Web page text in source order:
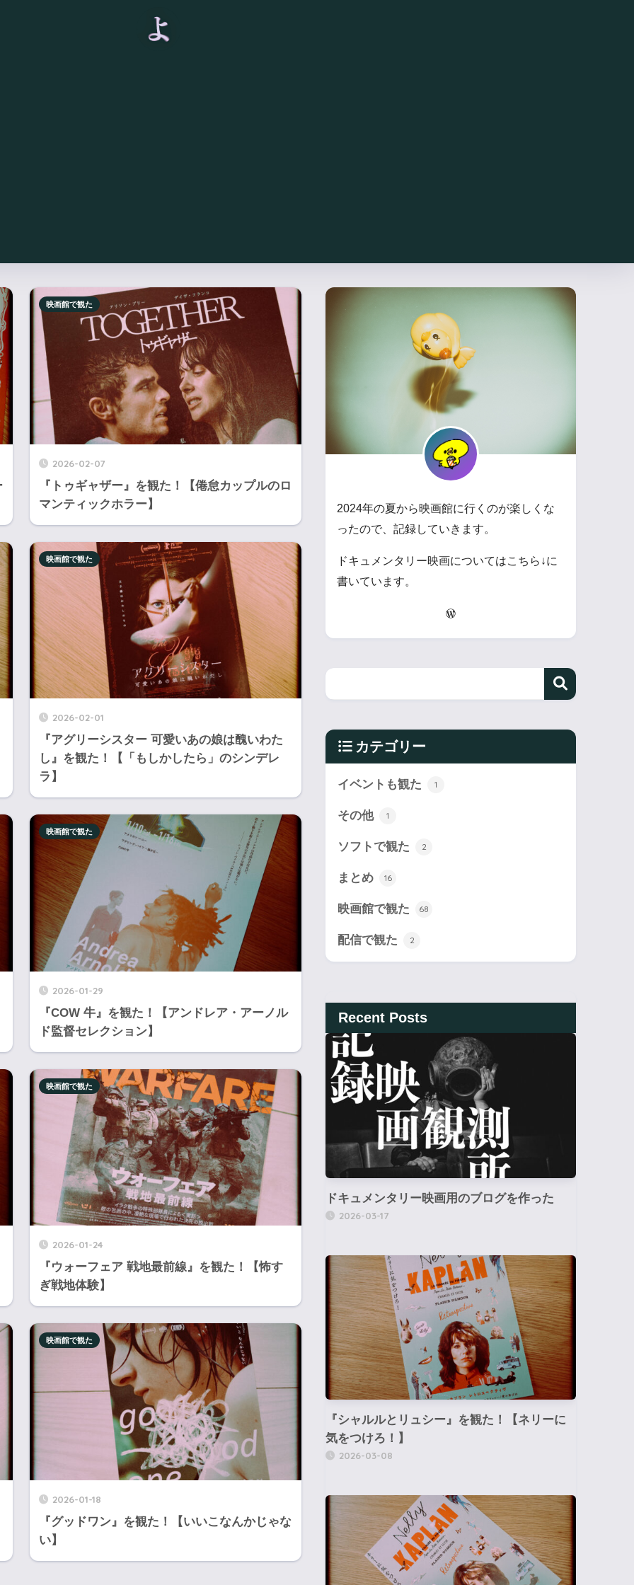
2026-02-07
『トゥギャザー』を観た！【倦怠カップルのロ
マンティックホラー】
映画館で観た
2026-02-01
『アグリーシスター 可愛いあの娘は醜いわた
し』を観た！【「もしかしたら」のシンデレ
ラ】
映画館で観た
2026-01-29
『COW 牛』を観た！【アンドレア・アーノル
ド監督セレクション】
映画館で観た
2026-01-24
『ウォーフェア 戦地最前線』を観た！【怖す
ぎ戦地体験】
映画館で観た
2026-01-18
『グッドワン』を観た！【いいこなんかじゃな
い】
映画館で観た
2024年の夏から映画館に行くのが楽しくな
ったので、記録していきます。
ドキュメンタリー映画についてはこちら↓に
書いています。
カテゴリー
イベントも観た 1
その他 1
ソフトで観た 2
まとめ 16
映画館で観た 68
配信で観た 2
Recent Posts
ドキュメンタリー映画用のブログを作った
2026-03-17
『シャルルとリュシー』を観た！【ネリーに
気をつけろ！】
2026-03-08